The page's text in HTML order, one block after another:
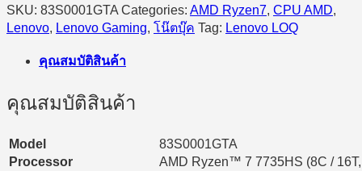
SKU: 83S0001GTA Categories: AMD Ryzen7, CPU AMD,
Lenovo, Lenovo Gaming, โน๊ตบุ๊ค Tag: Lenovo LOQ
คุณสมบัติสินค้า
คุณสมบัติสินค้า
Model
83S0001GTA
Processor
AMD Ryzen™ 7 7735HS (8C /